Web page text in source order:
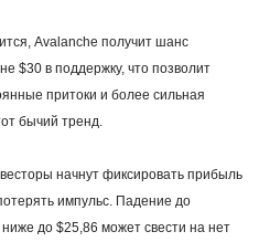
Avalanche получит шанс
$30 в поддержку, что позволит
притоки и более сильная
бычий тренд.
начнут фиксировать прибыль
импульс. Падение до
до $25,86 может свести на нет